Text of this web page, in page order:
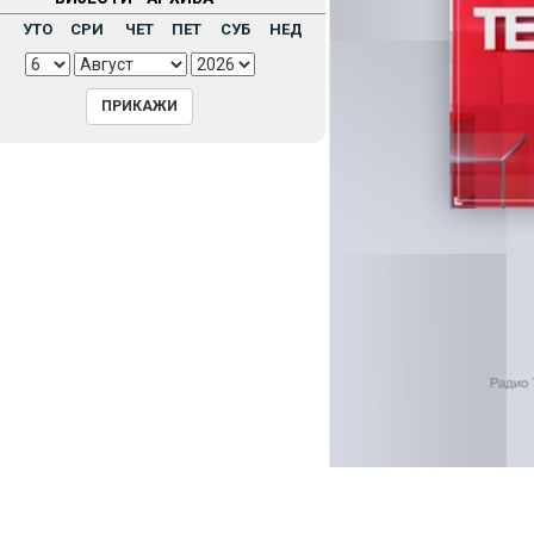
УТО СРИ ЧЕТ ПЕТ СУБ НЕД